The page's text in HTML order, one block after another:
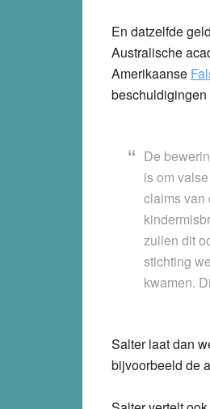
En datzelfde
Australische
Amerikaanse
De
is om
claims van
zullen dit
stichting
kwamen.
Salter laat dan
bijvoorbeeld de